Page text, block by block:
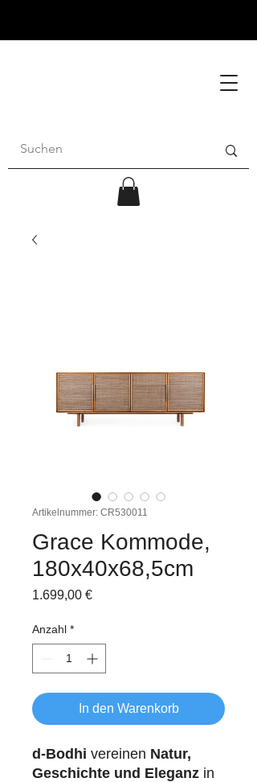
Artikelnummer: CR530011
Grace Kommode,
180x40x68,5cm
1.699,00 €Preis
Anzahl *
In den Warenkorb
d-Bodhi vereinen Natur,
Geschichte und Eleganz in